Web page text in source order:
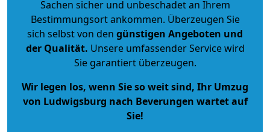
Sachen sicher und unbeschadet an Ihrem
Bestimmungsort ankommen. Überzeugen Sie
sich selbst von den günstigen Angeboten und
der Qualität. Unsere umfassender Service wird
Sie garantiert überzeugen.
Wir legen los, wenn Sie so weit sind, Ihr Umzug
von Ludwigsburg nach Beverungen wartet auf
Sie!